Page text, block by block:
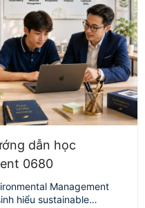
dẫn học
0680
Management
hiểu sustainable